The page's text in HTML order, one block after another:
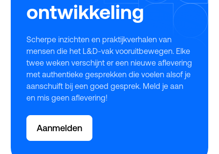
ontwikkeling
Scherpe inzichten en praktijkverhalen van
mensen die het L&D-vak vooruitbewegen. Elke
twee weken verschijnt er een nieuwe aflevering
met authentieke gesprekken die voelen alsof je
aanschuift bij een goed gesprek. Meld je aan
en mis geen aflevering!
Aanmelden